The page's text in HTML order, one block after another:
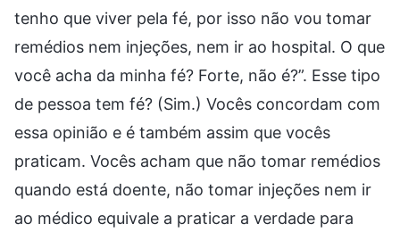
tenho que viver pela fé, por isso não vou tomar
remédios nem injeções, nem ir ao hospital. O que
você acha da minha fé? Forte, não é?”. Esse tipo
de pessoa tem fé? (Sim.) Vocês concordam com
essa opinião e é também assim que vocês
praticam. Vocês acham que não tomar remédios
quando está doente, não tomar injeções nem ir
ao médico equivale a praticar a verdade para